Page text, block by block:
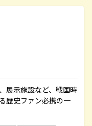
展示施設など、戦国時
歴史ファン必携の一